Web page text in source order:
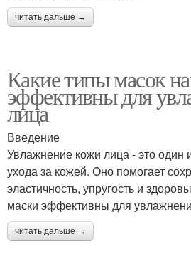
читать дальше →
Какие типы масок
эффективны для
лица
Введение
Увлажнение кожи лица - это один
ухода за кожей. Оно помогает
эластичность, упругость и
маски эффективны для
читать дальше →